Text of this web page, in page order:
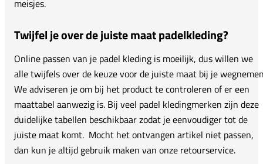
meisjes.
Twijfel je over de juiste maat padelkleding?
Online passen van je padel kleding is moeilijk, dus willen we
alle twijfels over de keuze voor de juiste maat bij je
We adviseren je om bij het product te controleren of er een
maattabel aanwezig is. Bij veel padel kledingmerken zijn deze
duidelijke tabellen beschikbaar zodat je eenvoudiger tot de
juiste maat komt. Mocht het ontvangen artikel niet passen,
dan kun je altijd gebruik maken van onze retourservice.